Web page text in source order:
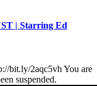
| Starring Ed
bit.ly/2aqc5vh You are
suspended.